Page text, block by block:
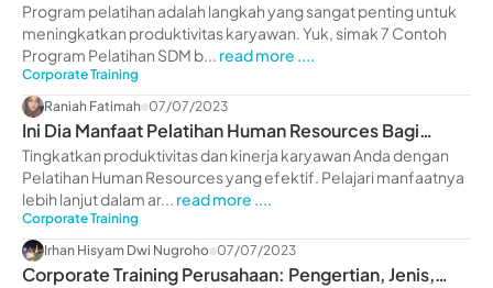
Program pelatihan adalah langkah yang sangat penting untuk
meningkatkan produktivitas karyawan. Yuk, simak 7 Contoh
Program Pelatihan SDM b... read more ....
Corporate Training
Raniah Fatimah 07/07/2023
Ini Dia Manfaat Pelatihan Human Resources Bagi
Perusahaan
Tingkatkan produktivitas dan kinerja karyawan Anda dengan
Pelatihan Human Resources yang efektif. Pelajari manfaatnya
lebih lanjut dalam ar... read more ....
Corporate Training
Irhan Hisyam Dwi Nugroho 07/07/2023
Corporate Training Perusahaan: Pengertian, Jenis,